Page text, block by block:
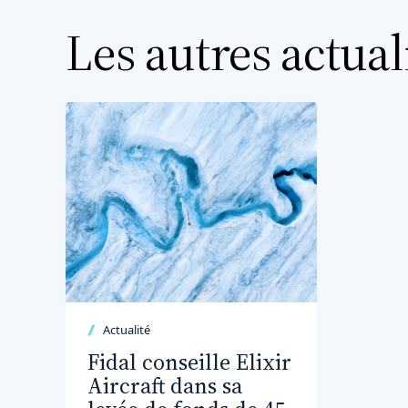
Les autres
Actualité
Fidal conseille Elixir
Aircraft dans sa